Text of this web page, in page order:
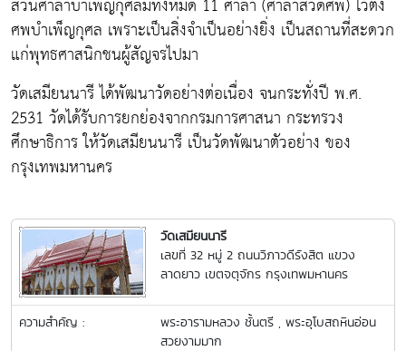
ศพบำเพ็ญกุศล เพราะเป็นสิ่งจำเป็นอย่างยิ่ง เป็นสถานที่สะดวก
แก่พุทธศาสนิกชนผู้สัญจรไปมา
วัดเสมียนนารี ได้พัฒนาวัดอย่างต่อเนื่อง จนกระทั่งปี พ.ศ.
2531 วัดได้รับการยกย่องจากกรมการศาสนา กระทรวง
ศึกษาธิการ ให้วัดเสมียนนารี เป็นวัดพัฒนาตัวอย่าง ของ
กรุงเทพมหานคร
วัดเสมียนนารี
เลขที่ 32 หมู่ 2 ถนนวิภาวดีรังสิต แขวง
ลาดยาว เขตจตุจักร กรุงเทพมหานคร
ความสำคัญ :
พระอารามหลวง ชั้นตรี , พระอุโบสถหินอ่อน
สวยงามมาก